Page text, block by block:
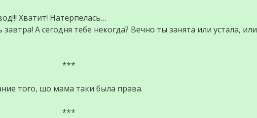
Хватит! Натерпелась…
А сегодня тебе некогда? Вечно ты занята или устала, или
***
того, шо мама таки была права.
***